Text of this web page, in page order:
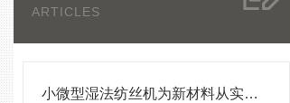
ARTICLES
小微型湿法纺丝机为新材料从实验室走向应用提供了便利